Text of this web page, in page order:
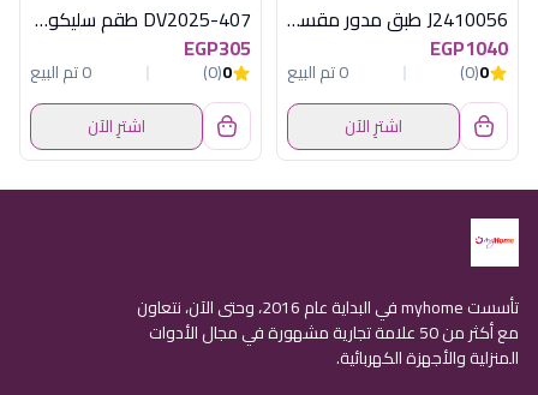
J2410056 طبق مدور مقسم بورسلين أكسفورد
EGP1040
0
(0)
0 تم البيع
اشترِ الآن
DV2025-407 طقم سليكون للاطفال ديفا
EGP305
0
(0)
0 تم البيع
اشترِ الآن
تأسست myhome في البداية عام 2016، وحتى الآن، نتعاون
مع أكثر من 50 علامة تجارية مشهورة في مجال الأدوات
المنزلية والأجهزة الكهربائية.